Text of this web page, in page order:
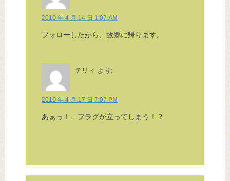
2010 年 4 月 14 日 1:07 AM
フォローしたから、故郷に帰ります。
テリィ より:
2010 年 4 月 17 日 7:07 PM
あぁっ！…フラグが立ってしまう！？